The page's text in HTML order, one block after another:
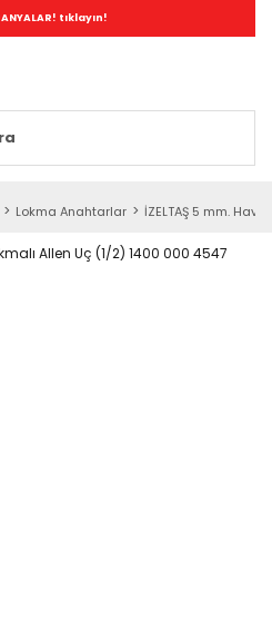
tıklayın!
Lokma Anahtarlar İZELTAŞ 5 mm.